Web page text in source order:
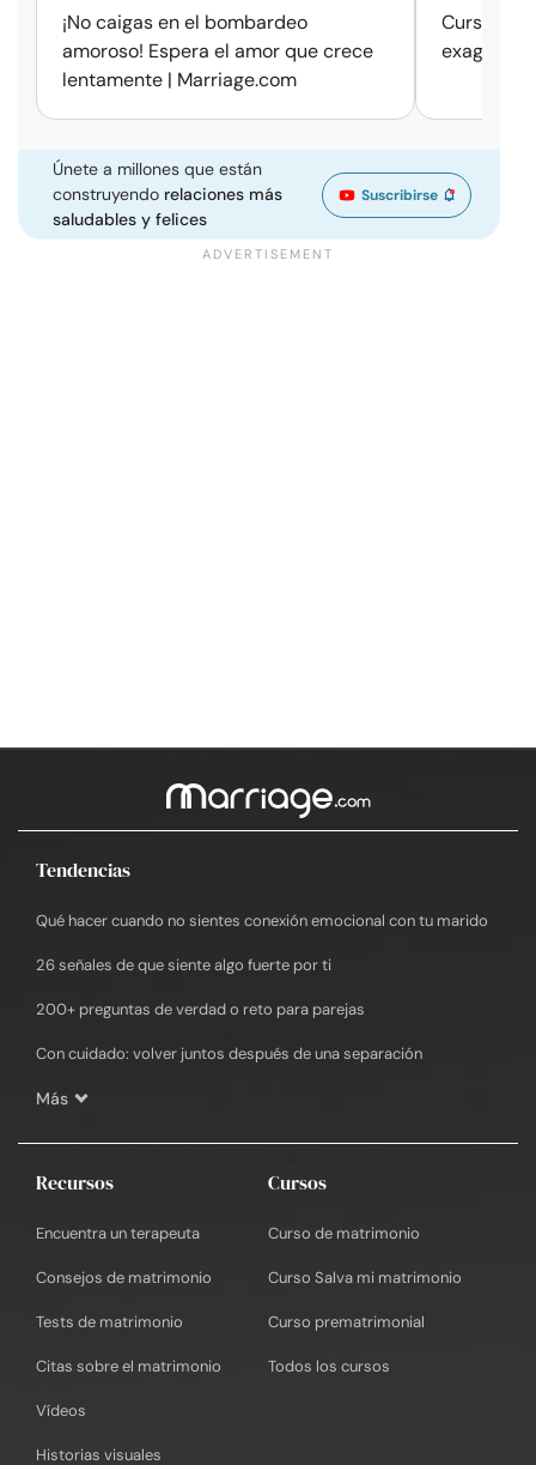
¡No caigas en el bombardeo
amoroso! Espera el amor que crece
lentamente | Marriage.com
Cursos
Únete a millones que están
construyendo relaciones más
saludables y felices
Suscribirse
Tendencias
Qué hacer cuando no sientes conexión emocional con tu marido
26 señales de que siente algo fuerte por ti
200+ preguntas de verdad o reto para parejas
Con cuidado: volver juntos después de una separación
Más
Recursos
Encuentra un terapeuta
Consejos de matrimonio
Tests de matrimonio
Citas sobre el matrimonio
Vídeos
Historias visuales
Cursos
Curso de matrimonio
Curso Salva mi matrimonio
Curso prematrimonial
Todos los cursos